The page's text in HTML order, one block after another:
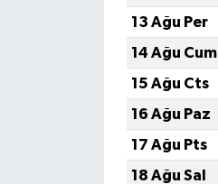
13 Ağu Per
14 Ağu Cum
15 Ağu Cts
16 Ağu Paz
17 Ağu Pts
18 Ağu Sal